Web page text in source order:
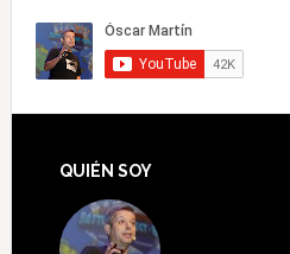
QUIÉN SOY